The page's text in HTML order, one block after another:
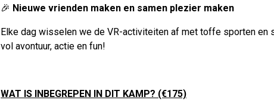
🎉 Nieuwe vrienden maken en samen plezier maken
Elke dag wisselen we de VR-activiteiten af met toffe sporten
vol avontuur, actie en fun!
WAT IS INBEGREPEN IN DIT KAMP? (€175)